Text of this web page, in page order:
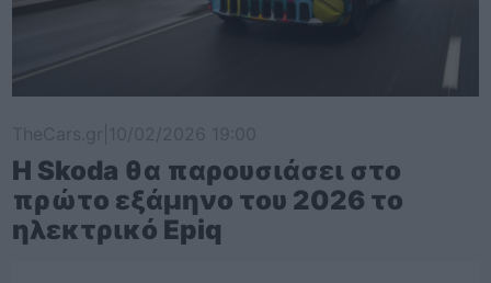
Η Skoda θα παρουσιάσει στο
πρώτο εξάμηνο του 2026 το
ηλεκτρικό Epiq